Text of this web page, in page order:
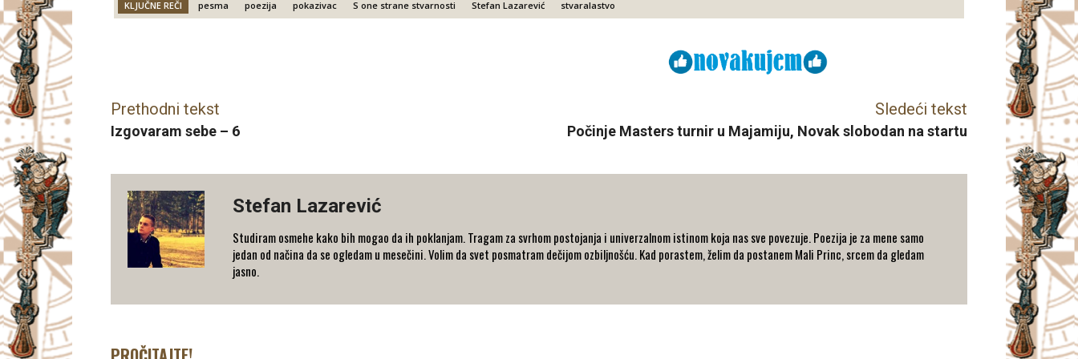
KLJUČNE REČI pesma poezija pokazivac S one strane stvarnosti Stefan Lazarević stvaralastvo
Prethodni tekst
Izgovaram sebe – 6
Sledeći tekst
Počinje Masters turnir u Majamiju, Novak slobodan na startu
Stefan Lazarević
Studiram osmehe kako bih mogao da ih poklanjam. Tragam za svrhom postojanja i univerzalnom istinom koja nas sve povezuje. Poezija je za mene samo
jedan od načina da se ogledam u mesečini. Volim da svet posmatram dečijom ozbiljnošću. Kad porastem, želim da postanem Mali Princ, srcem da gledam
jasno.